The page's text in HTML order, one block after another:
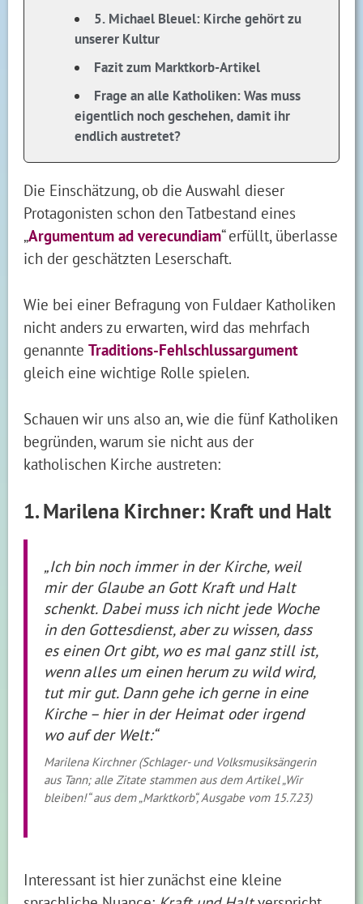
5. Michael Bleuel: Kirche gehört zu
unserer Kultur
Fazit zum Marktkorb-Artikel
Frage an alle Katholiken: Was muss
eigentlich noch geschehen, damit ihr
endlich austretet?
Die Einschätzung, ob die Auswahl dieser
Protagonisten schon den Tatbestand eines
„Argumentum ad verecundiam“ erfüllt, überlasse
ich der geschätzten Leserschaft.
Wie bei einer Befragung von Fuldaer Katholiken
nicht anders zu erwarten, wird das mehrfach
genannteTraditions-Fehlschlussargument
gleich eine wichtige Rolle spielen.
Schauen wir uns also an, wie die fünf Katholiken
begründen, warum sie nicht aus der
katholischen Kirche austreten:
1. Marilena Kirchner: Kraft und Halt
„Ich bin noch immer in der Kirche, weil
mir der Glaube an Gott Kraft und Halt
schenkt. Dabei muss ich nicht jede Woche
in den Gottesdienst, aber zu wissen, dass
es einen Ort gibt, wo es mal ganz still ist,
wenn alles um einen herum zu wild wird,
tut mir gut. Dann gehe ich gerne in eine
Kirche – hier in der Heimat oder irgend
wo auf der Welt:“
Marilena Kirchner (Schlager- und Volksmusiksängerin
aus Tann; alle Zitate stammen aus dem Artikel „Wir
bleiben!“ aus dem „Marktkorb“, Ausgabe vom 15.7.23)
Interessant ist hier zunächst eine kleine